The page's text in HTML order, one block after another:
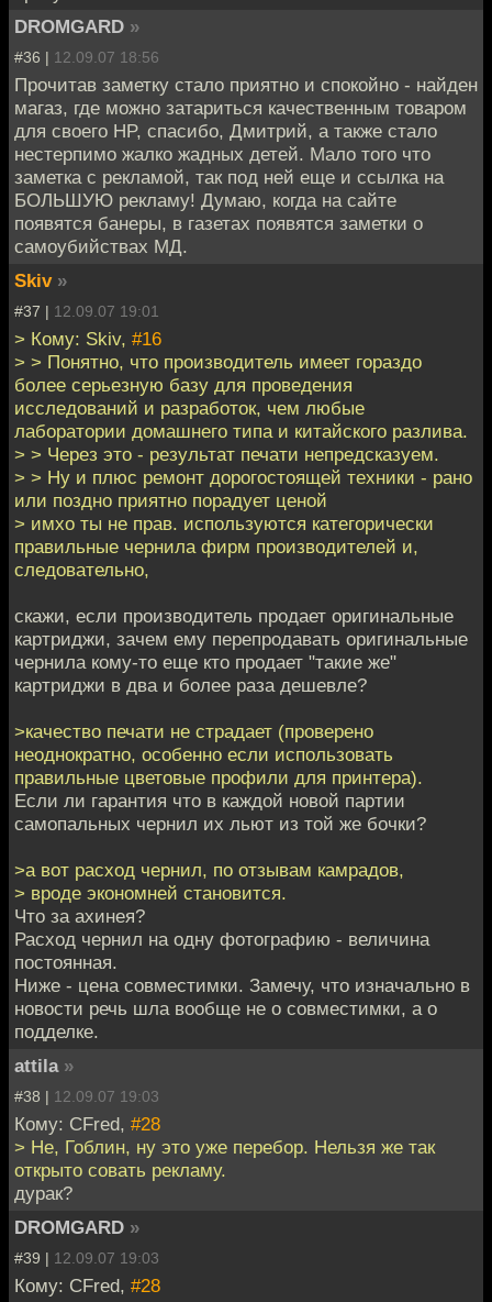
DROMGARD »
#36 | 12.09.07 18:56
Прочитав заметку стало приятно и спокойно - найден
магаз, где можно затариться качественным товаром
для своего HP, спасибо, Дмитрий, а также стало
нестерпимо жалко жадных детей. Мало того что
заметка с рекламой, так под ней еще и ссылка на
БОЛЬШУЮ рекламу! Думаю, когда на сайте
появятся банеры, в газетах появятся заметки о
самоубийствах МД.
Skiv »
#37 | 12.09.07 19:01
> Кому: Skiv, #16
> > Понятно, что производитель имеет гораздо
более серьезную базу для проведения
исследований и разработок, чем любые
лаборатории домашнего типа и китайского разлива.
> > Через это - результат печати непредсказуем.
> > Ну и плюс ремонт дорогостоящей техники - рано
или поздно приятно порадует ценой
> имхо ты не прав. используются категорически
правильные чернила фирм производителей и,
следовательно,
скажи, если производитель продает оригинальные
картриджи, зачем ему перепродавать оригинальные
чернила кому-то еще кто продает "такие же"
картриджи в два и более раза дешевле?
>качество печати не страдает (проверено
неоднократно, особенно если использовать
правильные цветовые профили для принтера).
Если ли гарантия что в каждой новой партии
самопальных чернил их льют из той же бочки?
>а вот расход чернил, по отзывам камрадов,
> вроде экономней становится.
Что за ахинея?
Расход чернил на одну фотографию - величина
постоянная.
Ниже - цена совместимки. Замечу, что изначально в
новости речь шла вообще не о совместимки, а о
подделке.
attila »
#38 | 12.09.07 19:03
Кому: CFred, #28
> Не, Гоблин, ну это уже перебор. Нельзя же так
открыто совать рекламу.
дурак?
DROMGARD »
#39 | 12.09.07 19:03
Кому: CFred, #28